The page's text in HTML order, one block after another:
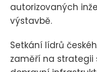
autorizovaných
výstavbě.
Setkání lídrů
zaměří na strategii